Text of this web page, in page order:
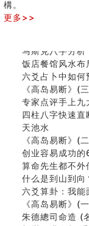
構。
更多>>《高岛易断》(四)
民間風水知識九
饭店餐馆风水布
六爻占卜中如
《高岛易断》(
专家点评手上九
四柱八字快速直
天池水
《高岛易断》(
创业容易成功的
算命先生都不外
什么是到山到向
六爻算卦：我能
《高岛易断》(
朱德總司命造 (